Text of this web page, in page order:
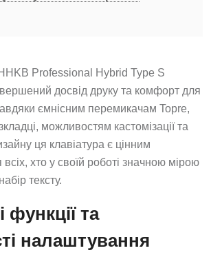
Professional Hybrid Type S
досвід друку та комфорт для
ємнісним перемикачам Topre,
можливостям кастомізації та
ця клавіатура є цінним
хто у своїй роботі значною мірою
тексту.
функції та
налаштування